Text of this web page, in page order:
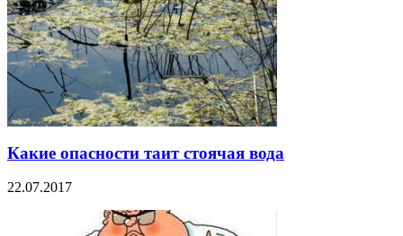
Какие опасности таит стоячая вода
22.07.2017